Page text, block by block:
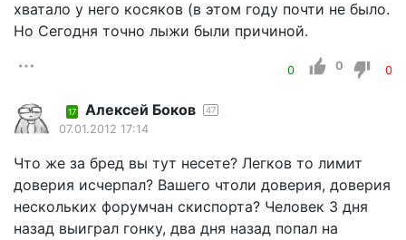
хватало у него косяков (в этом году почти не было.
Но Сегодня точно лыжи были причиной.
0 0 0
17 Алексей Боков 47
07.01.2012 17:14
Что же за бред вы тут несете? Легков то лимит
доверия исчерпал? Вашего чтоли доверия, доверия
нескольких форумчан скиспорта? Человек 3 дня
назад выиграл гонку, два дня назад попал на